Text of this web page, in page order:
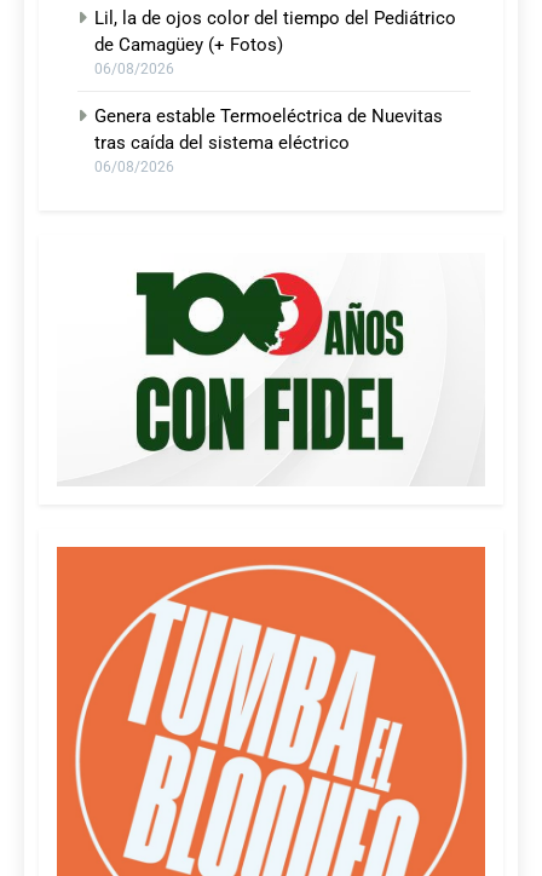
Lil, la de ojos color del tiempo del Pediátrico
de Camagüey (+ Fotos)
06/08/2026
Genera estable Termoeléctrica de Nuevitas
tras caída del sistema eléctrico
06/08/2026